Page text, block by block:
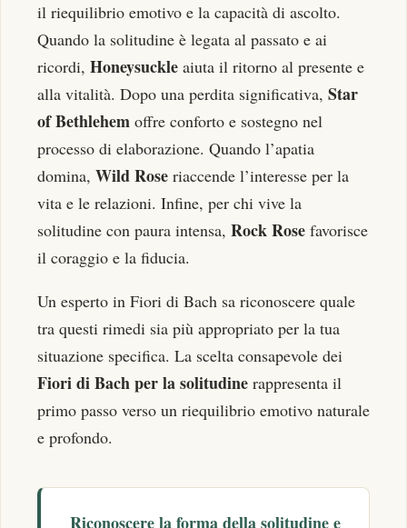
il riequilibrio emotivo e la capacità di ascolto.
Quando la solitudine è legata al passato e ai
ricordi, Honeysuckle aiuta il ritorno al presente e
alla vitalità. Dopo una perdita significativa, Star
of Bethlehem offre conforto e sostegno nel
processo di elaborazione. Quando l’apatia
domina, Wild Rose riaccende l’interesse per la
vita e le relazioni. Infine, per chi vive la
solitudine con paura intensa, Rock Rose favorisce
il coraggio e la fiducia.
Un esperto in Fiori di Bach sa riconoscere quale
tra questi rimedi sia più appropriato per la tua
situazione specifica. La scelta consapevole dei
Fiori di Bach per la solitudine rappresenta il
primo passo verso un riequilibrio emotivo naturale
e profondo.
Riconoscere la forma della solitudine e